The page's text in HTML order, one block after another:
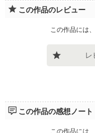
この作品のレビュー
この作品には
レ
この作品の感想ノート
この作品には